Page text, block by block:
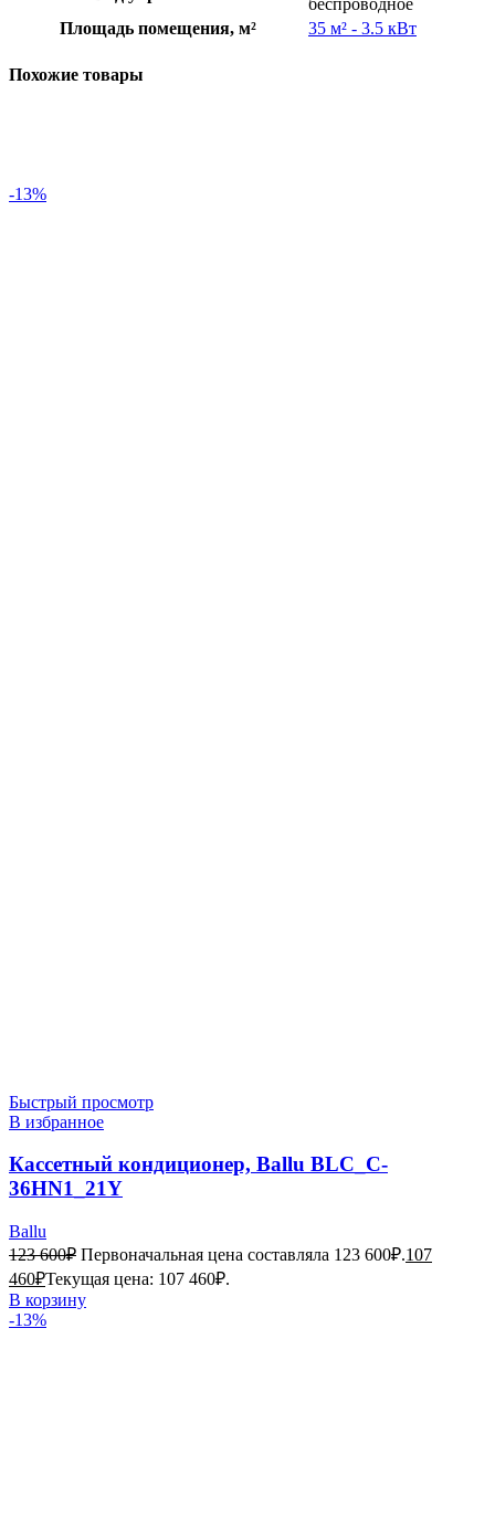
беспроводное
Площадь помещения, м²
35 м² - 3.5 кВт
Похожие товары
-13%
Быстрый просмотр
В избранное
Кассетный кондиционер, Ballu BLC_C-
36HN1_21Y
Ballu
123 600₽ Первоначальная цена составляла 123 600₽.107
460₽Текущая цена: 107 460₽.
В корзину
-13%